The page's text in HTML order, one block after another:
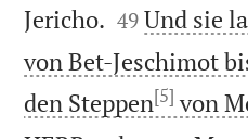
Jericho. 

49 Und sie
von Bet-Jeschimot
den Steppen[5] von